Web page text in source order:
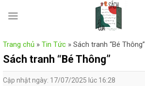
Trang chủ » Tin Tức » Sách tranh “Bé Thông”
Sách tranh “Bé Thông”
Cập nhật ngày: 17/07/2025 lúc 16:28